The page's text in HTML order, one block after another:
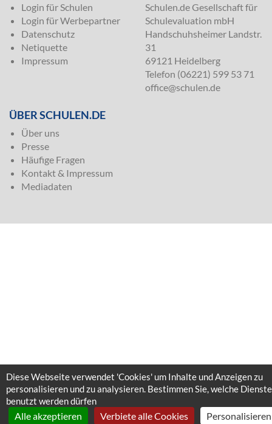
Login für Schulen
Login für Werbepartner
Datenschutz
Netiquette
Impressum
Schulen.de Gesellschaft für
Schulevaluation mbH
Handschuhsheimer Landstr.
31
69121 Heidelberg
Telefon (06221) 599 53 71
office@schulen.de
ÜBER SCHULEN.DE
Über uns
Presse
Häufige Fragen
Kontakt & Impressum
Mediadaten
Diese Webseite verwendet 'Cookies' um Inhalte und Anzeigen zu
personalisieren und zu analysieren. Bestimmen Sie, welche Dienste
benutzt werden dürfen
Alle akzeptieren Verbiete alle Cookies Personalisieren